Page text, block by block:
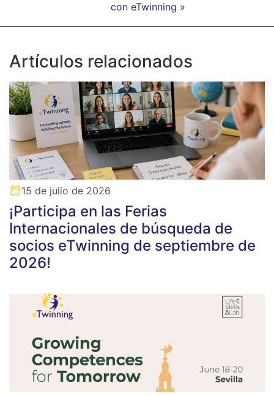
con eTwinning »
Artículos relacionados
15 de julio de 2026
¡Participa en las Ferias
Internacionales de búsqueda de
socios eTwinning de septiembre de
2026!